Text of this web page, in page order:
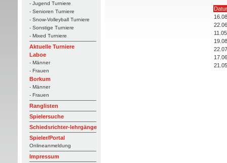
- Jugend Turniere
- Senioren Turniere
- Snow-Volleyball Turniere
- Sonstige Turniere
- Mixed Turniere
Aktuelle Turniere
Laboe
- Männer
- Frauen
Borkum
- Männer
- Frauen
Ranglisten
Spielersuche
Schiedsrichter-lehrgänge
Spieler/Portal
Onlineanmeldung
Impressum